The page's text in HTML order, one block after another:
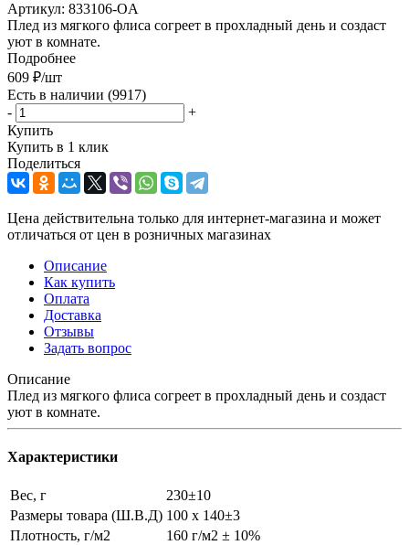
Артикул: 833106-OA
Плед из мягкого флиса согреет в прохладный день и создаст
уют в комнате.
Подробнее
609 ₽/шт
Есть в наличии (9917)
-
+
Купить
Купить в 1 клик
Поделиться
Цена действительна только для интернет-магазина и может
отличаться от цен в розничных магазинах
Описание
Как купить
Оплата
Доставка
Отзывы
Задать вопрос
Описание
Плед из мягкого флиса согреет в прохладный день и создаст
уют в комнате.
Характеристики
Вес, г
230±10
Размеры товара (Ш.В.Д) 100 х 140±3
Плотность, г/м2
160 г/м2 ± 10%